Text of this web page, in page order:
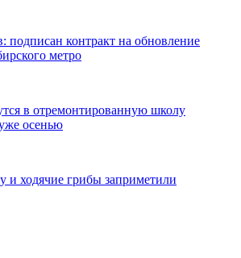
подписан контракт на обновление
метро
в отремонтированную школу
осенью
и ходячие грибы заприметили